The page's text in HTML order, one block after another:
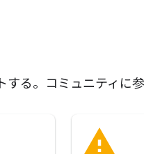
る。コミュニティに